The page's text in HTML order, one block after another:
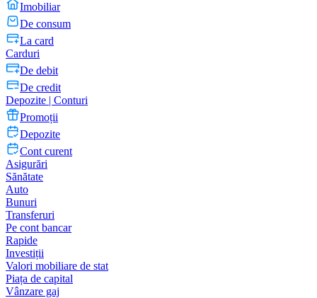
Imobiliar
De consum
La card
Carduri
De debit
De credit
Depozite | Conturi
Promoții
Depozite
Cont curent
Asigurări
Sănătate
Auto
Bunuri
Transferuri
Pe cont bancar
Rapide
Investiții
Valori mobiliare de stat
Piața de capital
Vânzare gaj